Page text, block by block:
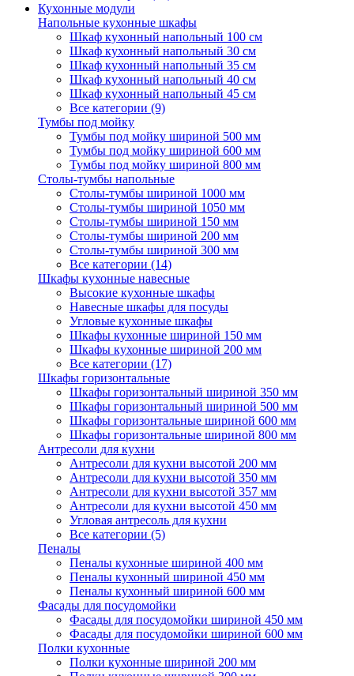
Кухонные модули
Напольные кухонные шкафы
Шкаф кухонный напольный 100 см
Шкаф кухонный напольный 30 см
Шкаф кухонный напольный 35 см
Шкаф кухонный напольный 40 см
Шкаф кухонный напольный 45 см
Все категории (9)
Тумбы под мойку
Тумбы под мойку шириной 500 мм
Тумбы под мойку шириной 600 мм
Тумбы под мойку шириной 800 мм
Столы-тумбы напольные
Столы-тумбы шириной 1000 мм
Столы-тумбы шириной 1050 мм
Столы-тумбы шириной 150 мм
Столы-тумбы шириной 200 мм
Столы-тумбы шириной 300 мм
Все категории (14)
Шкафы кухонные навесные
Высокие кухонные шкафы
Навесные шкафы для посуды
Угловые кухонные шкафы
Шкафы кухонные шириной 150 мм
Шкафы кухонные шириной 200 мм
Все категории (17)
Шкафы горизонтальные
Шкафы горизонтальный шириной 350 мм
Шкафы горизонтальный шириной 500 мм
Шкафы горизонтальные шириной 600 мм
Шкафы горизонтальные шириной 800 мм
Антресоли для кухни
Антресоли для кухни высотой 200 мм
Антресоли для кухни высотой 350 мм
Антресоли для кухни высотой 357 мм
Антресоли для кухни высотой 450 мм
Угловая антресоль для кухни
Все категории (5)
Пеналы
Пеналы кухонные шириной 400 мм
Пеналы кухонный шириной 450 мм
Пеналы кухонный шириной 600 мм
Фасады для посудомойки
Фасады для посудомойки шириной 450 мм
Фасады для посудомойки шириной 600 мм
Полки кухонные
Полки кухонные шириной 200 мм